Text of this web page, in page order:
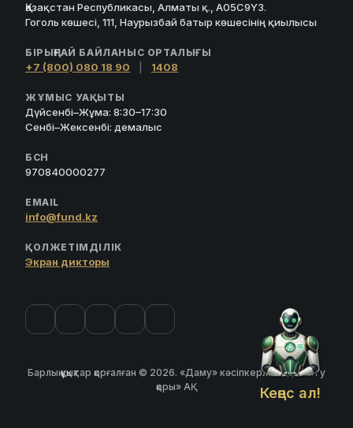
Кеңес ал!
Қазақстан Республикасы, Алматы қ., A05C9Y3.
Гоголь көшесі, 111, Наурызбай батыр көшесінің қиылысы
БІРЫҢҒАЙ БАЙЛАНЫС ОРТАЛЫҒЫ
+7 (800) 080 18 90 1408
ЖҰМЫС УАҚЫТЫ
Дүйсенбі–Жұма: 8:30–17:30
Сенбі–Жексенбі: демалыс
БСН
970840000277
EMAIL
info@fund.kz
ҚОЛЖЕТІМДІЛІК
Экран дикторы
Барлық құқықтар қорғалған © 2026. «Даму» кәсіпкерлікті дамыту
қоры» АҚ